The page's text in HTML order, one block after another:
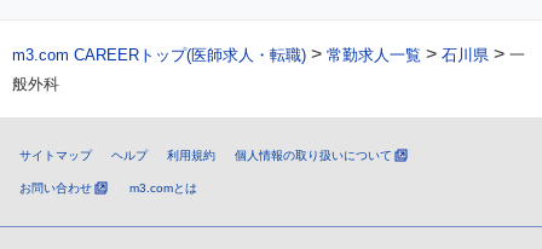
m3.com CAREERトップ(医師求人・転職) > 常勤求人一覧 > 石川県 > 一
般外科
サイトマップ ヘルプ 利用規約 個人情報の取り扱いについて
お問い合わせ m3.comとは